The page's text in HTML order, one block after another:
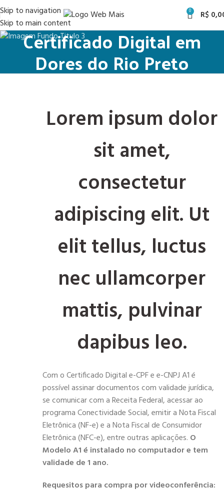
Skip to navigation
Skip to main content
0 R$
Certificado Digital em
Dores do Rio Preto
Lorem ipsum dolor
sit amet,
consectetur
adipiscing elit. Ut
elit tellus, luctus
nec ullamcorper
mattis, pulvinar
dapibus leo.
Com o Certificado Digital e-CPF e e-CNPJ A1 é
possível assinar documentos com validade jurídica,
se comunicar com a Receita Federal, acessar ao
programa Conectividade Social, emitir a Nota Fiscal
Eletrônica (NF-e) e a Nota Fiscal de Consumidor
Eletrônica (NFC-e), entre outras aplicações. O
Modelo A1 é instalado no computador e tem
validade de 1 ano.
Requesitos para compra por videoconferência: